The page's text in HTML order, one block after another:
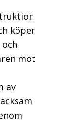
köper
mot
av